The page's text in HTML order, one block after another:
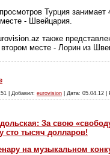
Турция
- Швейцария.
также
втором месте - Лорин из
| Добавил: eurovision | Дата: 05.04.12 |
За свою
сто тысяч долларов!
на музыкальном